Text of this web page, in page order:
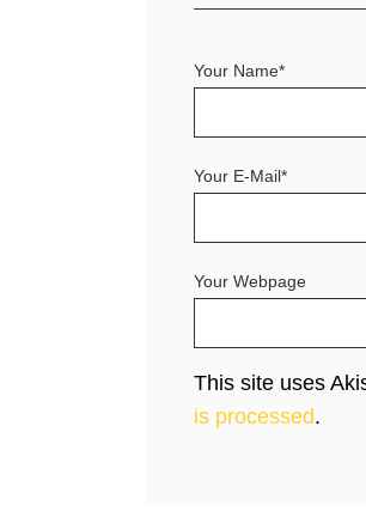
Your Name*
Your E-Mail*
Your Webpage
This site uses
is processed.